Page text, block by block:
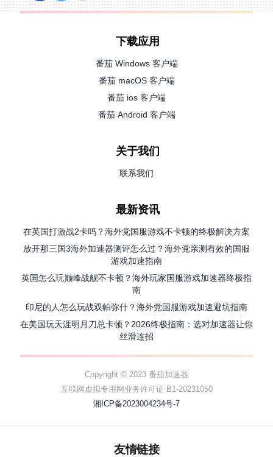
下载应用
番茄 Windows 客户端
番茄 macOS 客户端
番茄 ios 客户端
番茄 Android 客户端
关于我们
联系我们
最新资讯
在英国打激战2卡吗？海外党国服游戏不卡顿的终极解决方案
放开那三国3海外加速器测评怎么过？海外党亲测有效的国服
游戏加速指南
英国怎么玩巅峰战舰不卡顿？海外玩家国服游戏加速器终极指
南
印尼的人怎么玩战双帕弥什？海外党国服游戏加速避坑指南
在美国玩天涯明月刀总卡顿？2026终极指南：选对加速器让你
丝滑连招
Copyright © 2023 番茄加速器
互联网虚拟专用网业务许可证 B1-20231050
湘ICP备2023004234号-7
友情链接